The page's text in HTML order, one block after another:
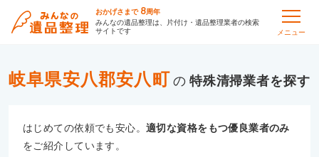
おかげさまで 8周年
みんなの遺品整理は、片付け・遺品整理業者の検索
サイトです
メニュー
岐阜県安八郡安八町 の 特殊清掃
はじめての依頼でも安心。適切な資格をもつ優良業者のみ
をご紹介しています。